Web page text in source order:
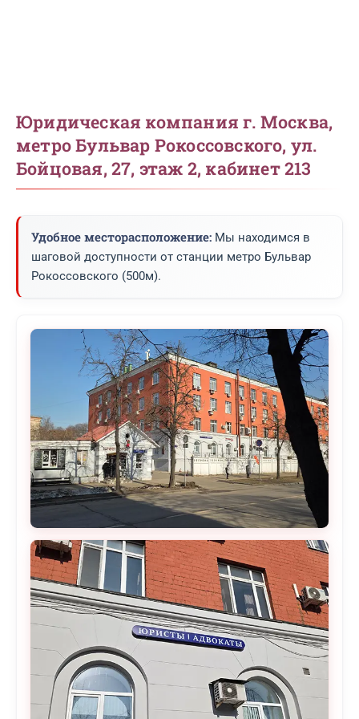
Юридическая компания г. Москва,
метро Бульвар Рокоссовского, ул.
Бойцовая, 27, этаж 2, кабинет 213
Удобное месторасположение: Мы находимся в
шаговой доступности от станции метро Бульвар
Рокоссовского (500м).